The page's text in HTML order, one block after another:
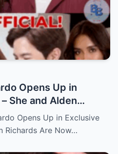
Opens Up in
She and Alden
Together
Opens Up in Exclusive
Richards Are Now…